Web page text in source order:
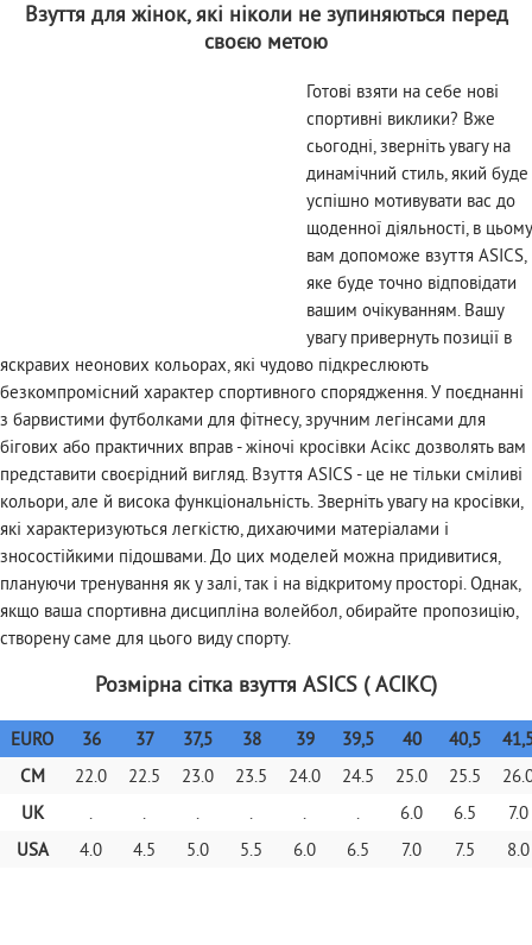
Взуття для жінок, які ніколи не зупиняються перед
своєю метою
Готові взяти на себе нові
спортивні виклики? Вже
сьогодні, зверніть увагу на
динамічний стиль, який буде
успішно мотивувати вас до
щоденної діяльності, в цьому
вам допоможе взуття ASICS,
яке буде точно відповідати
вашим очікуванням. Вашу
увагу привернуть позиції в
яскравих неонових кольорах, які чудово підкреслюють
безкомпромісний характер спортивного спорядження. У поєднанні
з барвистими футболками для фітнесу, зручним легінсами для
бігових або практичних вправ - жіночі кросівки Асікс дозволять вам
представити своєрідний вигляд. Взуття ASICS - це не тільки сміливі
кольори, але й висока функціональність. Зверніть увагу на кросівки,
які характеризуються легкістю, дихаючими матеріалами і
зносостійкими підошвами. До цих моделей можна придивитися,
плануючи тренування як у залі, так і на відкритому просторі. Однак,
якщо ваша спортивна дисципліна волейбол, обирайте пропозицію,
створену саме для цього виду спорту.
Розмірна сітка взуття ASICS ( АСІКС)
EURO 36 37 37,5 38 39 39,5 40 40,5
CM
22.0 22.5 23.0 23.5 24.0 24.5 25.0 25.5
UK
6.0 6.5
7.0
USA
4.0 4.5 5.0 5.5 6.0 6.5 7.0 7.5 8.0